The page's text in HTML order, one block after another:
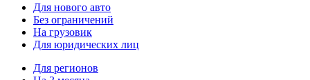
Для нового авто
Без ограничений
На грузовик
Для юридических лиц
Для регионов